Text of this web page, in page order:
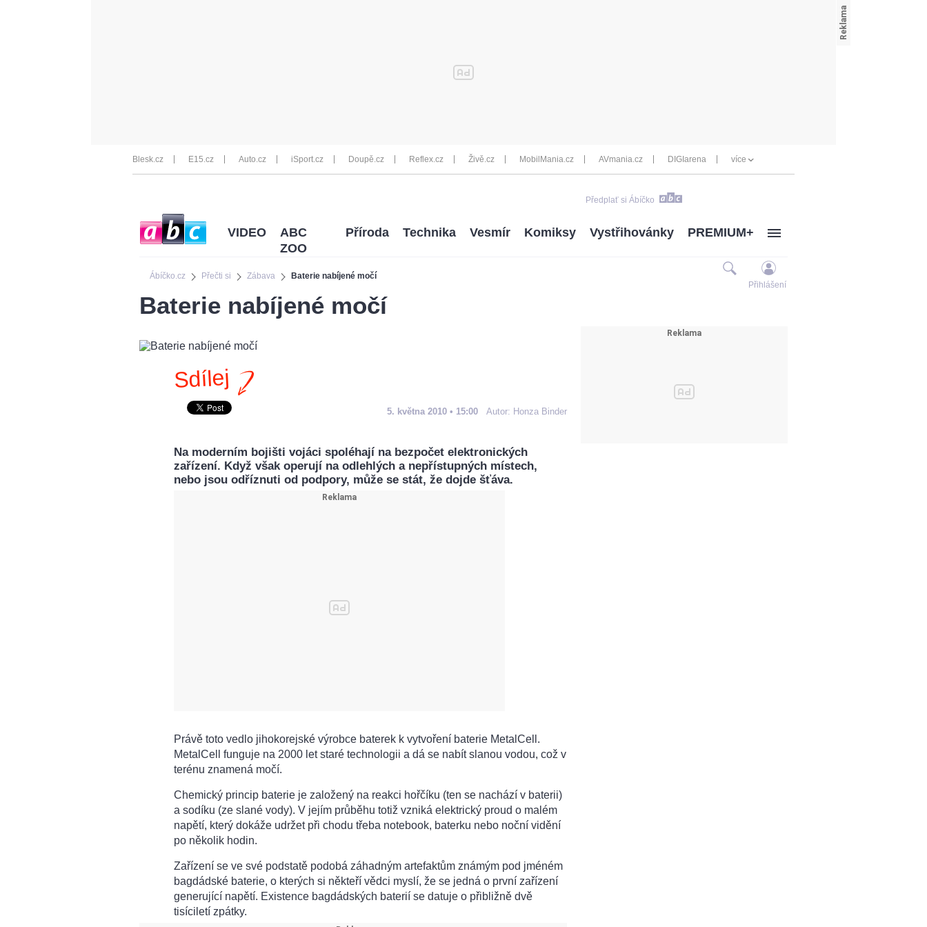
Blesk.cz E15.cz Auto.cz iSport.cz Doupě.cz Reflex.cz Živě.cz MobilMania.cz AVmania.cz DIGIarena více
Předplať si Ábíčko
Ábíčko.cz Přečti si Zábava Baterie nabíjené močí
VIDEO
ABC
ZOO
Příroda Technika Vesmír Komiksy Vystřihovánky PREMIUM+
Přihlášení
Baterie nabíjené močí
Sdílej
5. května 2010 • 15:00 Autor: Honza Binder
Na moderním bojišti vojáci spoléhají na bezpočet elektronických
zařízení. Když však operují na odlehlých a nepřístupných místech,
nebo jsou odříznuti od podpory, může se stát, že dojde šťáva.
Právě toto vedlo jihokorejské výrobce baterek k vytvoření baterie MetalCell.
MetalCell funguje na 2000 let staré technologii a dá se nabít slanou vodou, což v
terénu znamená močí.
Chemický princip baterie je založený na reakci hořčíku (ten se nachází v baterii)
a sodíku (ze slané vody). V jejím průběhu totiž vzniká elektrický proud o malém
napětí, který dokáže udržet při chodu třeba notebook, baterku nebo noční vidění
po několik hodin.
Zařízení se ve své podstatě podobá záhadným artefaktům známým pod jméném
bagdádské baterie, o kterých si někteří vědci myslí, že se jedná o první zařízení
generující napětí. Existence bagdádských baterií se datuje o přibližně dvě
tisíciletí zpátky.